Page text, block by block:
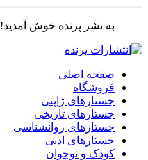
به نشر پرنده خوش آمدید!
صفحه اصلی
فروشگاه
جستارهای ژاپنی
جستارهای تاریخی
جستارهای روانشناسی
جستارهای ادبی
کودک و نوجوان